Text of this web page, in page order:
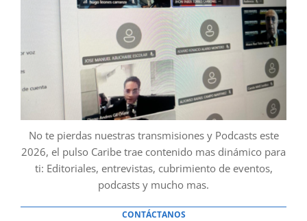
No te pierdas nuestras transmisiones y Podcasts este
2026, el pulso Caribe trae contenido mas dinámico para
ti: Editoriales, entrevistas, cubrimiento de eventos,
podcasts y mucho mas.
CONTÁCTANOS